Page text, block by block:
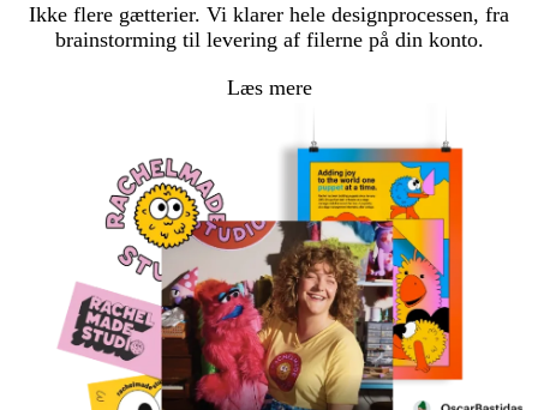
Ikke flere gætterier. Vi klarer hele designprocessen, fra
brainstorming til levering af filerne på din konto.
Læs mere